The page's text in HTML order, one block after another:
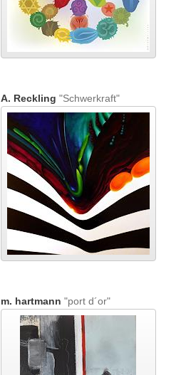
A. Reckling "Schwerkraft"
m. hartmann "port d´or"